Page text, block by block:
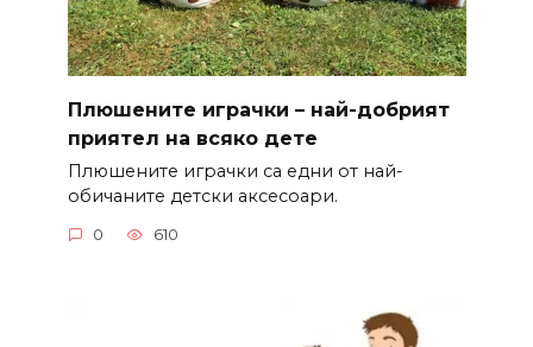
Плюшените играчки – най-добрият
приятел на всяко дете
Плюшените играчки са едни от най-
обичаните детски аксесоари.
0 610